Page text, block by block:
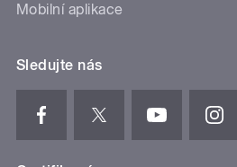
Mobilní aplikace
Sledujte nás